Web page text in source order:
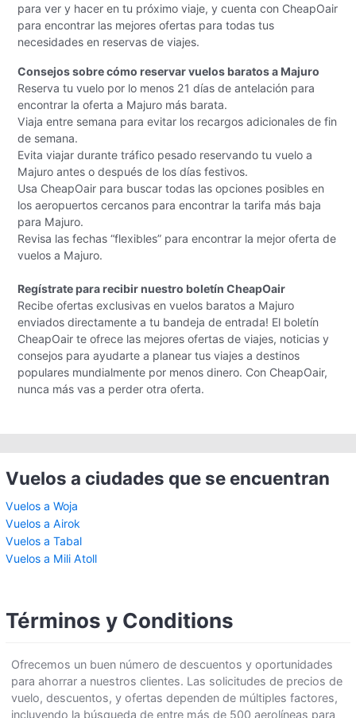
para ver y hacer en tu próximo viaje, y cuenta con CheapOair
para encontrar las mejores ofertas para todas tus
necesidades en reservas de viajes.
Consejos sobre cómo reservar vuelos baratos a Majuro
Reserva tu vuelo por lo menos 21 días de antelación para
encontrar la oferta a Majuro más barata.
Viaja entre semana para evitar los recargos adicionales de fin
de semana.
Evita viajar durante tráfico pesado reservando tu vuelo a
Majuro antes o después de los días festivos.
Usa CheapOair para buscar todas las opciones posibles en
los aeropuertos cercanos para encontrar la tarifa más baja
para Majuro.
Revisa las fechas “flexibles” para encontrar la mejor oferta de
vuelos a Majuro.
Regístrate para recibir nuestro boletín CheapOair
Recibe ofertas exclusivas en vuelos baratos a Majuro
enviados directamente a tu bandeja de entrada! El boletín
CheapOair te ofrece las mejores ofertas de viajes, noticias y
consejos para ayudarte a planear tus viajes a destinos
populares mundialmente por menos dinero. Con CheapOair,
nunca más vas a perder otra oferta.
Vuelos a ciudades que se encuentran
Vuelos a Woja
Vuelos a Airok
Vuelos a Tabal
Vuelos a Mili Atoll
Términos y Conditions
Ofrecemos un buen número de descuentos y oportunidades
para ahorrar a nuestros clientes. Las solicitudes de precios de
vuelo, descuentos, y ofertas dependen de múltiples factores,
incluyendo la búsqueda de entre más de 500 aerolíneas para